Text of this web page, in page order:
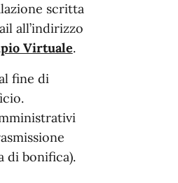
scritta
all’indirizzo
Virtuale.
fine di
di bonifica).